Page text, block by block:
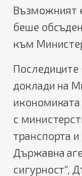
Възможният
беше
към
Последиците
доклади на
с
транспорта
Държавна
сигурност“,